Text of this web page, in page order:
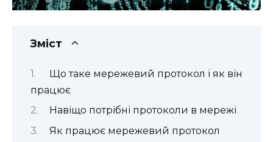
Зміст
Що таке мережевий протокол і як він
працює
Навіщо потрібні протоколи в мережі
Як працює мережевий протокол